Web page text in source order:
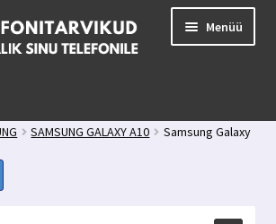
Menüü
SAMSUNG GALAXY A10
Samsung Galaxy